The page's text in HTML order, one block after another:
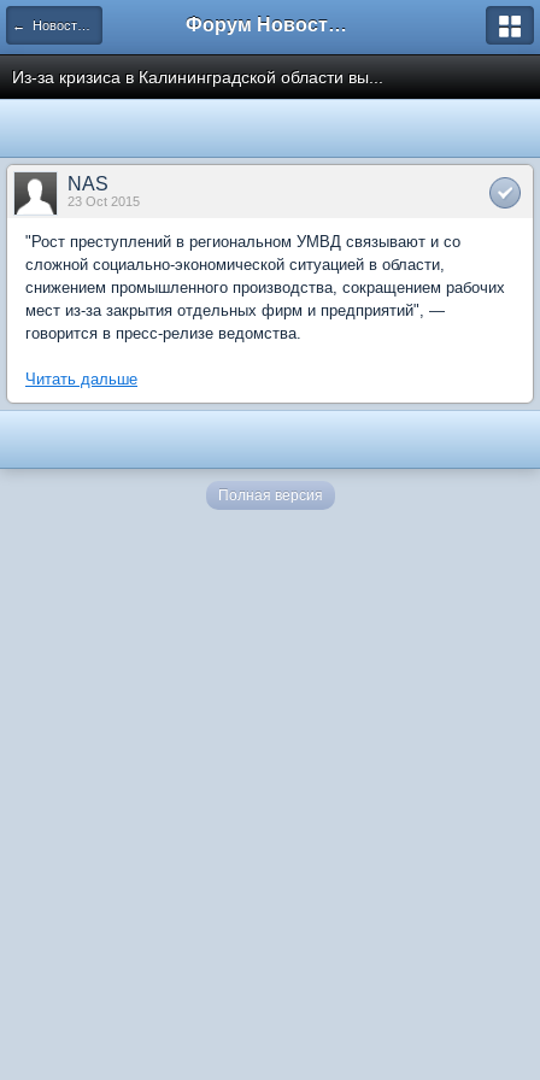
← Новости рынка недвижимости Форум Новостройки
Из-за кризиса в Калининградской области вы...
NAS
23 Oct 2015
"Рост преступлений в региональном УМВД связывают и со
сложной социально-экономической ситуацией в области,
снижением промышленного производства, сокращением рабочих
мест из-за закрытия отдельных фирм и предприятий", —
говорится в пресс-релизе ведомства.
Читать дальше
Полная версия